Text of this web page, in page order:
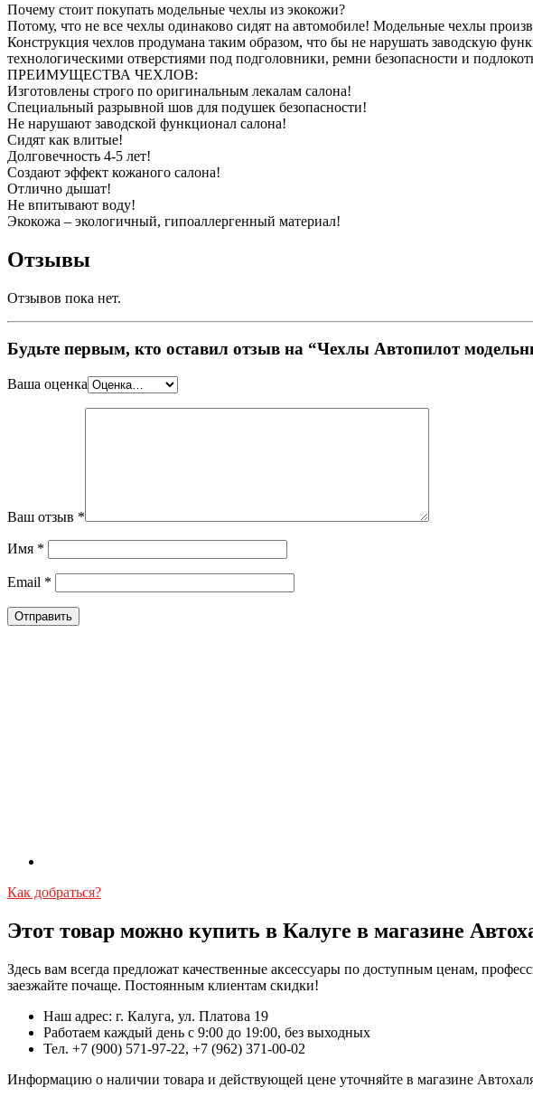
Почему стоит покупать модельные чехлы из экокожи?
Потому, что не все чехлы одинаково сидят на автомобиле! Модельные чехлы
Конструкция чехлов продумана таким образом, что бы не нарушать заводскую
технологическими отверстиями под подголовники, ремни безопасности и
ПРЕИМУЩЕСТВА ЧЕХЛОВ:
Изготовлены строго по оригинальным лекалам салона!
Специальный разрывной шов для подушек безопасности!
Не нарушают заводской функционал салона!
Сидят как влитые!
Долговечность 4-5 лет!
Создают эффект кожаного салона!
Отлично дышат!
Не впитывают воду!
Экокожа – экологичный, гипоаллергенный материал!
Отзывы
Отзывов пока нет.
Будьте первым, кто оставил отзыв на “Чехлы Автопилот
Ваша оценка
Ваш отзыв *
Имя *
Email *
Как добраться?
Этот товар можно купить в Калуге в магазине
Здесь вам всегда предложат качественные аксессуары по доступным ценам,
заезжайте почаще. Постоянным клиентам скидки!
Наш адрес: г. Калуга, ул. Платова 19
Работаем каждый день с 9:00 до 19:00, без выходных
Тел. +7 (900) 571-97-22, +7 (962) 371-00-02
Информацию о наличии товара и действующей цене уточняйте в магазине